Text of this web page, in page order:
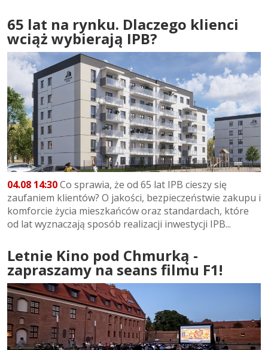
65 lat na rynku. Dlaczego klienci
wciąż wybierają IPB?
04.08 14:30Co sprawia, że od 65 lat IPB cieszy się
zaufaniem klientów? O jakości, bezpieczeństwie zakupu i
komforcie życia mieszkańców oraz standardach, które
od lat wyznaczają sposób realizacji inwestycji IPB...
Letnie Kino pod Chmurką -
zapraszamy na seans filmu F1!